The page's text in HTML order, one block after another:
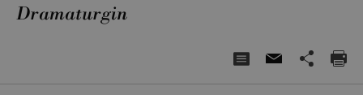
Dramaturgin